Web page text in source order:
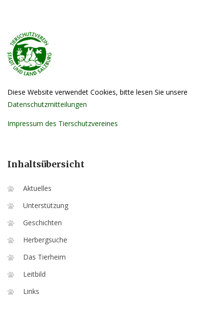
Diese Website verwendet Cookies, bitte lesen Sie unsere
Datenschutzmitteilungen
Impressum des Tierschutzvereines
Inhaltsübersicht
Aktuelles
Unterstützung
Geschichten
Herbergsuche
Das Tierheim
Leitbild
Links